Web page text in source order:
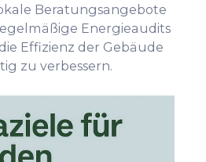
Beratungsangebote
Energieaudits
Effizienz der Gebäude
zu verbessern.